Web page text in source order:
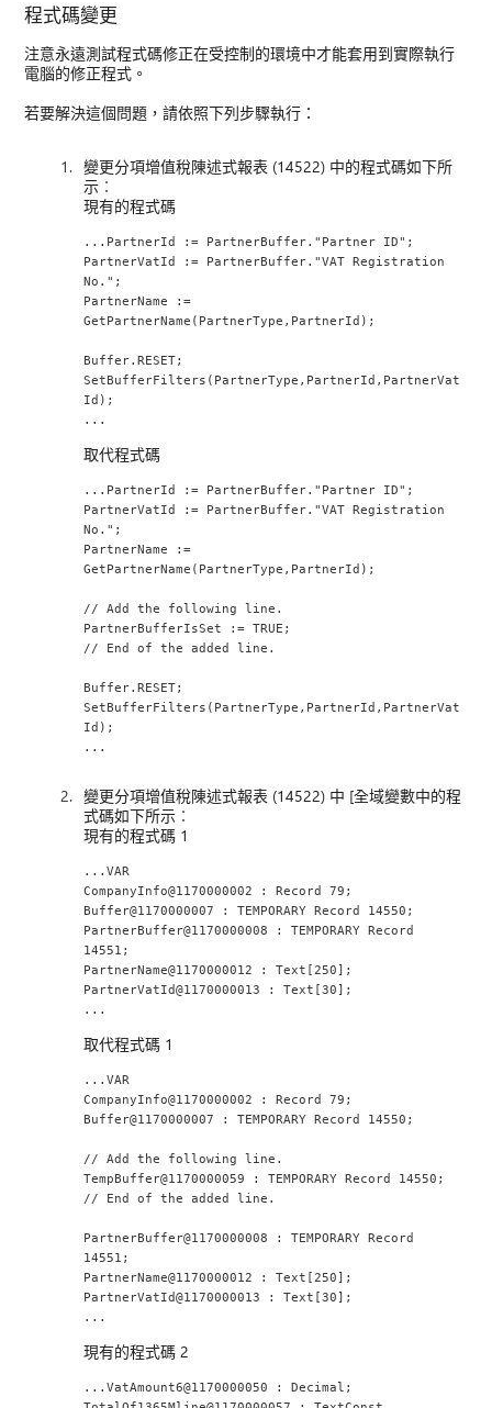
程式碼變更
注意永遠測試程式碼修正在受控制的環境中才能套用到實際執行
電腦的修正程式。
若要解決這個問題，請依照下列步驟執行：
變更分項增值稅陳述式報表 (14522) 中的程式碼如下所
示︰
現有的程式碼
...PartnerId := PartnerBuffer."Partner ID";
PartnerVatId := PartnerBuffer."VAT Registration
No.";
PartnerName :=
GetPartnerName(PartnerType,PartnerId);
Buffer.RESET;
SetBufferFilters(PartnerType,PartnerId,PartnerVat
Id);
...
取代程式碼
...PartnerId := PartnerBuffer."Partner ID";
PartnerVatId := PartnerBuffer."VAT Registration
No.";
PartnerName :=
GetPartnerName(PartnerType,PartnerId);
// Add the following line.
PartnerBufferIsSet := TRUE;
// End of the added line.
Buffer.RESET;
SetBufferFilters(PartnerType,PartnerId,PartnerVat
Id);
...
變更分項增值稅陳述式報表 (14522) 中 [全域變數中的程
式碼如下所示︰
現有的程式碼 1
...VAR
CompanyInfo@1170000002 : Record 79;
Buffer@1170000007 : TEMPORARY Record 14550;
PartnerBuffer@1170000008 : TEMPORARY Record
14551;
PartnerName@1170000012 : Text[250];
PartnerVatId@1170000013 : Text[30];
...
取代程式碼 1
...VAR
CompanyInfo@1170000002 : Record 79;
Buffer@1170000007 : TEMPORARY Record 14550;
// Add the following line.
TempBuffer@1170000059 : TEMPORARY Record 14550;
// End of the added line.
PartnerBuffer@1170000008 : TEMPORARY Record
14551;
PartnerName@1170000012 : Text[250];
PartnerVatId@1170000013 : Text[30];
...
現有的程式碼 2
...VatAmount6@1170000050 : Decimal;